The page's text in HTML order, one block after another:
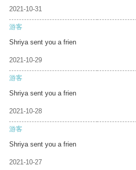
2021-10-31
游客
Shriya sent you a frien
2021-10-29
游客
Shriya sent you a frien
2021-10-28
游客
Shriya sent you a frien
2021-10-27